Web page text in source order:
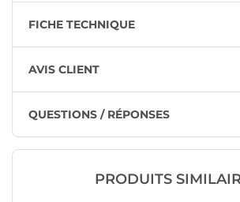
FICHE TECHNIQUE
AVIS CLIENT
QUESTIONS / RÉPONSES
PRODUITS